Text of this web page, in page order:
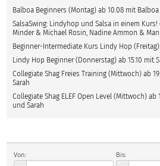
Balboa Beginners (Montag) ab 10.08 mit
SalsaSwing: Lindyhop und Salsa in einem
Minder & Michael Rosin, Nadine Ammon &
Beginner-Intermediate Kurs Lindy Hop (Freitag)
Lindy Hop Beginner (Donnerstag) ab 15.10 mit
Collegiate Shag Freies Training (Mittwoch) ab
Sarah
Collegiate Shag ELEF Open Level (Mittwoch) ab
und Sarah
Von: Bis: